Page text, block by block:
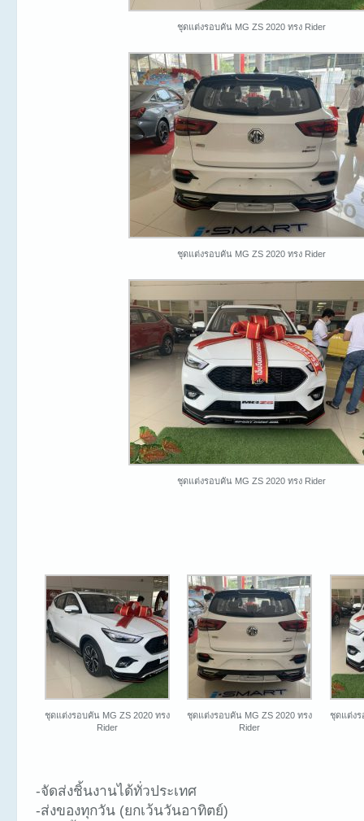
ชุดแต่งรอบคัน MG ZS 2020 ทรง Rider
ชุดแต่งรอบคัน MG ZS 2020 ทรง Rider
ชุดแต่งรอบคัน MG ZS 2020 ทรง Rider
ชุดแต่งรอบคัน MG ZS 2020 ทรง
Rider
ชุดแต่งรอบคัน MG ZS 2020 ทรง
Rider
ชุดแต่งร
-จัดส่งชิ้นงานได้ทั่วประเทศ
-ส่งของทุกวัน (ยกเว้นวันอาทิตย์)